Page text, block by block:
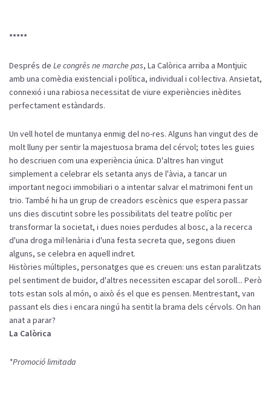
*****
Després de Le congrès ne marche pas, La Calòrica arriba a Montjuïc
amb una comèdia existencial i política, individual i col·lectiva. Ansietat,
connexió i una rabiosa necessitat de viure experiències inèdites
perfectament estàndards.
Un vell hotel de muntanya enmig del no-res. Alguns han vingut des de
molt lluny per sentir la majestuosa brama del cérvol; totes les guies
ho descriuen com una experiència única. D'altres han vingut
simplement a celebrar els setanta anys de l'àvia, a tancar un
important negoci immobiliari o a intentar salvar el matrimoni fent un
trio. També hi ha un grup de creadors escènics que espera passar
uns dies discutint sobre les possibilitats del teatre polític per
transformar la societat, i dues noies perdudes al bosc, a la recerca
d'una droga mil·lenària i d'una festa secreta que, segons diuen
alguns, se celebra en aquell indret.
Històries múltiples, personatges que es creuen: uns estan paralitzats
pel sentiment de buidor, d'altres necessiten escapar del soroll... Però
tots estan sols al món, o això és el que es pensen. Mentrestant, van
passant els dies i encara ningú ha sentit la brama dels cérvols. On han
anat a parar?
La Calòrica
*Promoció limitada